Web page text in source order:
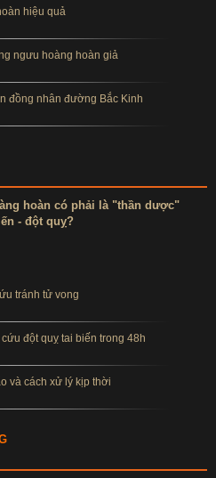
hiệu quả
ngưu hoàng hoàn giả
đồng nhân đường Bắc Kinh
hoàn có phải là "thần dược"
- đột quỵ?
tránh tử vong
đột quỵ tai biến trong 48h
và cách xử lý kịp thời